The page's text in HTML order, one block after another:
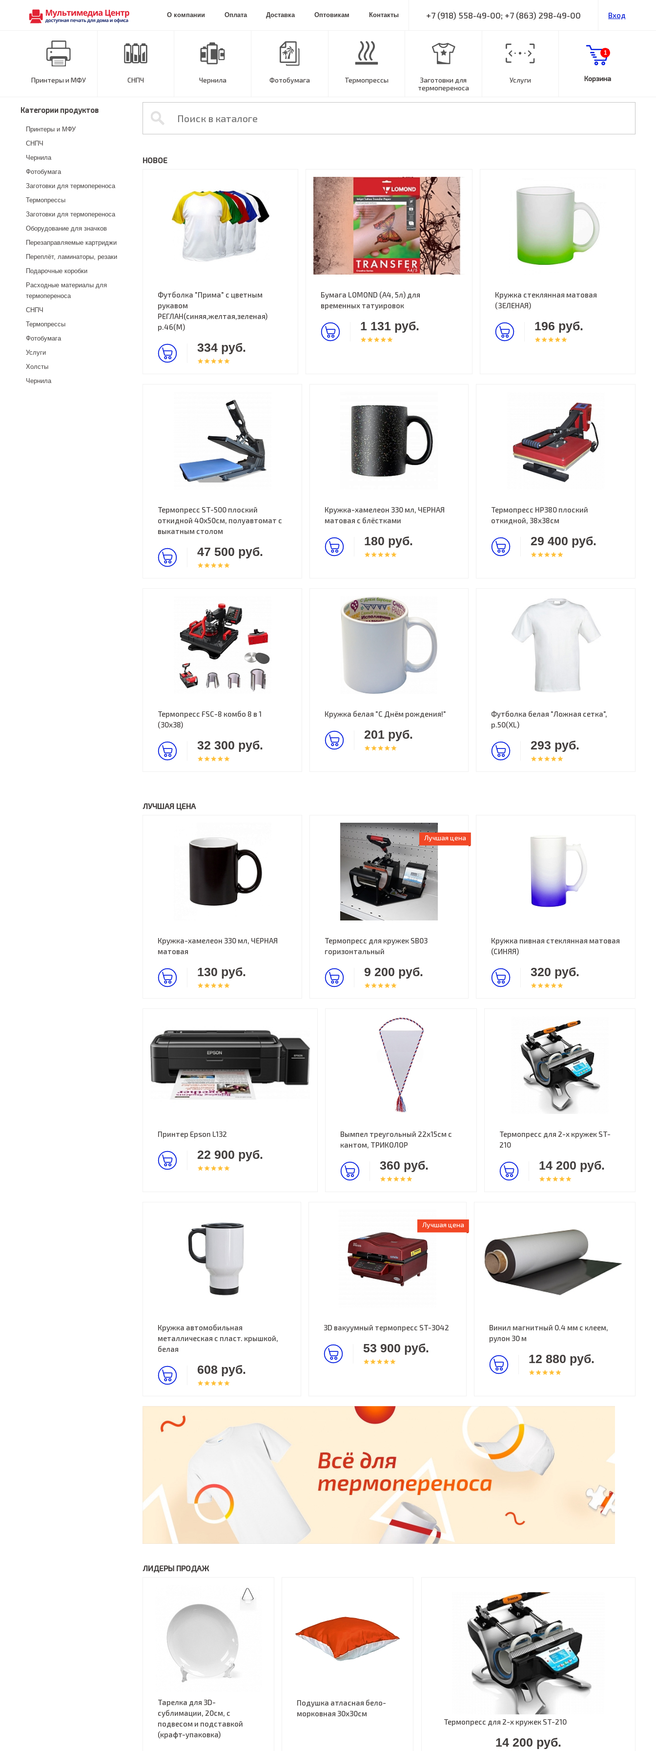
О компании Оплата Доставка Оптовикам Контакты +7 (918) 558-49-00; +7 (863) 298-49-00 Вход
Принтеры и МФУ СНПЧ Чернила Фотобумага Термопрессы
Заготовки для
термопереноса
Услуги Корзина
1
Категории продуктов
Принтеры и МФУ
СНПЧ
Чернила
Фотобумага
Заготовки для термопереноса
Термопрессы
Заготовки для термопереноса
Оборудование для значков
Перезаправляемые картриджи
Переплёт, ламинаторы, резаки
Подарочные коробки
Расходные материалы для
термопереноса
СНПЧ
Термопрессы
Фотобумага
Услуги
Холсты
Чернила
НОВОЕ
Футболка "Прима" с цветным
рукавом
РЕГЛАН(синяя,желтая,зеленая)
р.46(M)
334 руб.
Бумага LOMOND (A4, 5л) для
временных татуировок
1 131 руб.
Кружка стеклянная матовая
(ЗЕЛЕНАЯ)
196 руб.
Термопресс ST-500 плоский
откидной 40х50см, полуавтомат с
выкатным столом
47 500 руб.
Кружка-хамелеон 330 мл, ЧЕРНАЯ
матовая с блёстками
180 руб.
Термопресс HP380 плоский
откидной, 38х38см
29 400 руб.
Термопресс FSC-8 комбо 8 в 1
(30х38)
32 300 руб.
Кружка белая "С Днём рождения!"
201 руб.
Футболка белая "Ложная сетка",
р.50(XL)
293 руб.
ЛУЧШАЯ ЦЕНА
Кружка-хамелеон 330 мл, ЧЕРНАЯ
матовая
130 руб.
Термопресс для кружек SB03
горизонтальный
9 200 руб.
Лучшая цена
Кружка пивная стеклянная матовая
(СИНЯЯ)
320 руб.
Принтер Epson L132
22 900 руб.
Вымпел треугольный 22х15см с
кантом, ТРИКОЛОР
360 руб.
Термопресс для 2-х кружек ST-
210
14 200 руб.
Кружка автомобильная
металлическая с пласт. крышкой,
белая
608 руб.
3D вакуумный термопресс ST-3042
53 900 руб.
Лучшая цена
Винил магнитный 0.4 мм с клеем,
рулон 30 м
12 880 руб.
ЛИДЕРЫ ПРОДАЖ
Тарелка для 3D-
сублимации, 20см, с
подвесом и подставкой
(крафт-упаковка)
Подушка атласная бело-
морковная 30х30см
Термопресс для 2-х кружек ST-210
14 200 руб.